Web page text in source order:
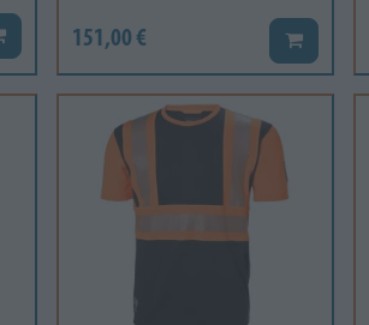
Lisää koriin151,00 € Lisää koriin